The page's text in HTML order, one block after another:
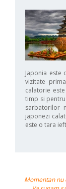
Japonia
vizitate
calatorie este
timp si
sarbatorilor
japonezi
este o tara
Momentan nu